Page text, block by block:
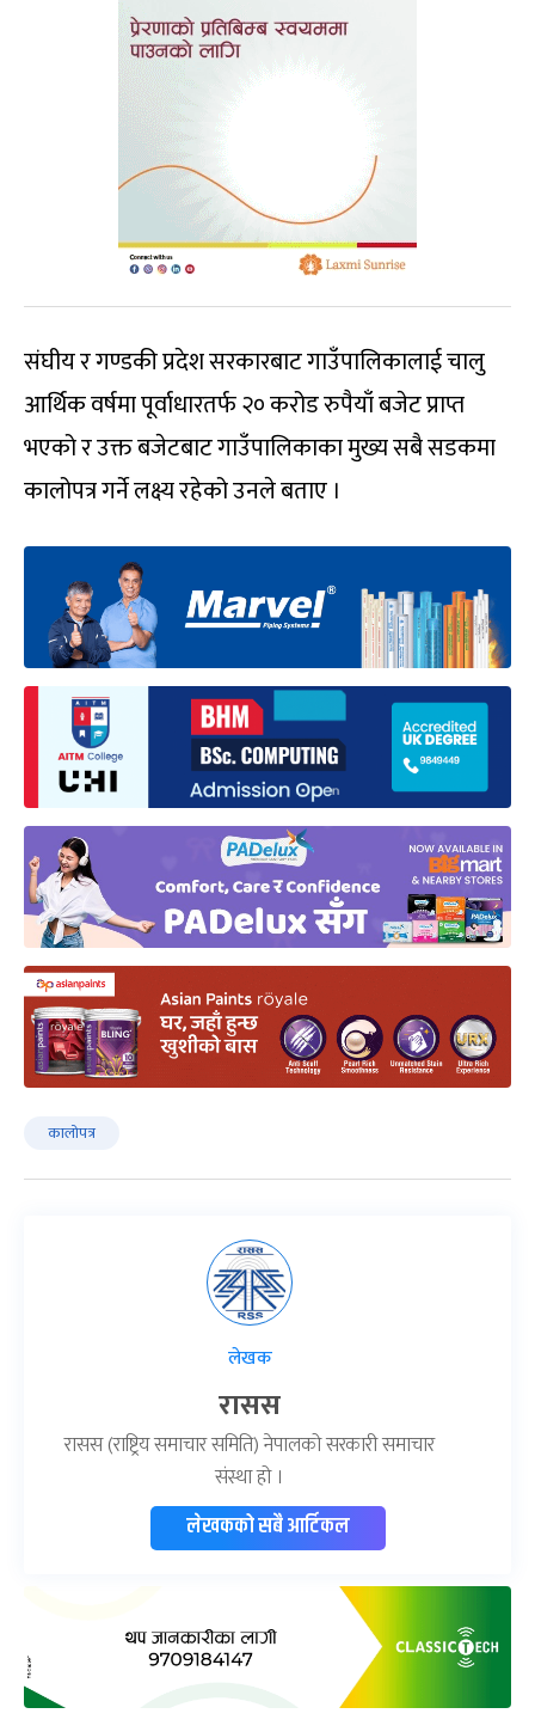
संघीय र गण्डकी प्रदेश सरकारबाट गाउँपालिकालाई चालु
आर्थिक वर्षमा पूर्वाधारतर्फ २० करोड रुपैयाँ बजेट प्राप्त
भएको र उक्त बजेटबाट गाउँपालिकाका मुख्य सबै सडकमा
कालोपत्र गर्ने लक्ष्य रहेको उनले बताए ।
कालोपत्र
लेखक
रासस
रासस (राष्ट्रिय समाचार समिति) नेपालको सरकारी समाचार
संस्था हो ।
लेखकको सबै आर्टिकल